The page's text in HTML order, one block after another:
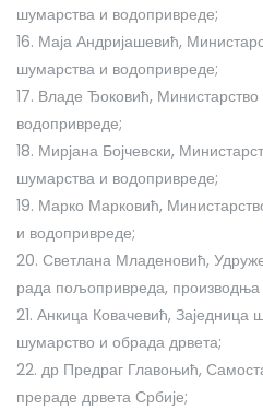
шумарства и водопривреде;
16. Маја Андријашевић,
шумарства и водопривреде;
17. Владе Ђоковић,
водопривреде;
18. Мирјана Бојчевски,
шумарства и водопривреде;
19. Марко Марковић,
и водопривреде;
20. Светлана Младеновић,
рада пољопривреда,
21. Анкица Ковачевић, Заједница
шумарство и обрада дрвета;
22. др Предраг Главоњић,
прераде дрвета Србије;